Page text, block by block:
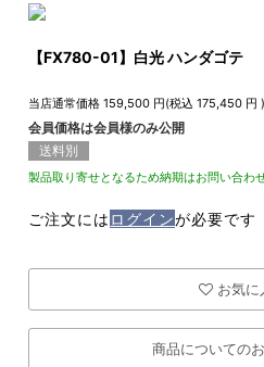
【FX780-01】白光 ハンダゴテ
当店通常価格 159,500 円(税込175,450 円 )
会員価格は会員様のみ公開
送料別
製品取り寄せとなるため納期はお問い合わ
ご注文には ログインが必要です
お気に
商品についての